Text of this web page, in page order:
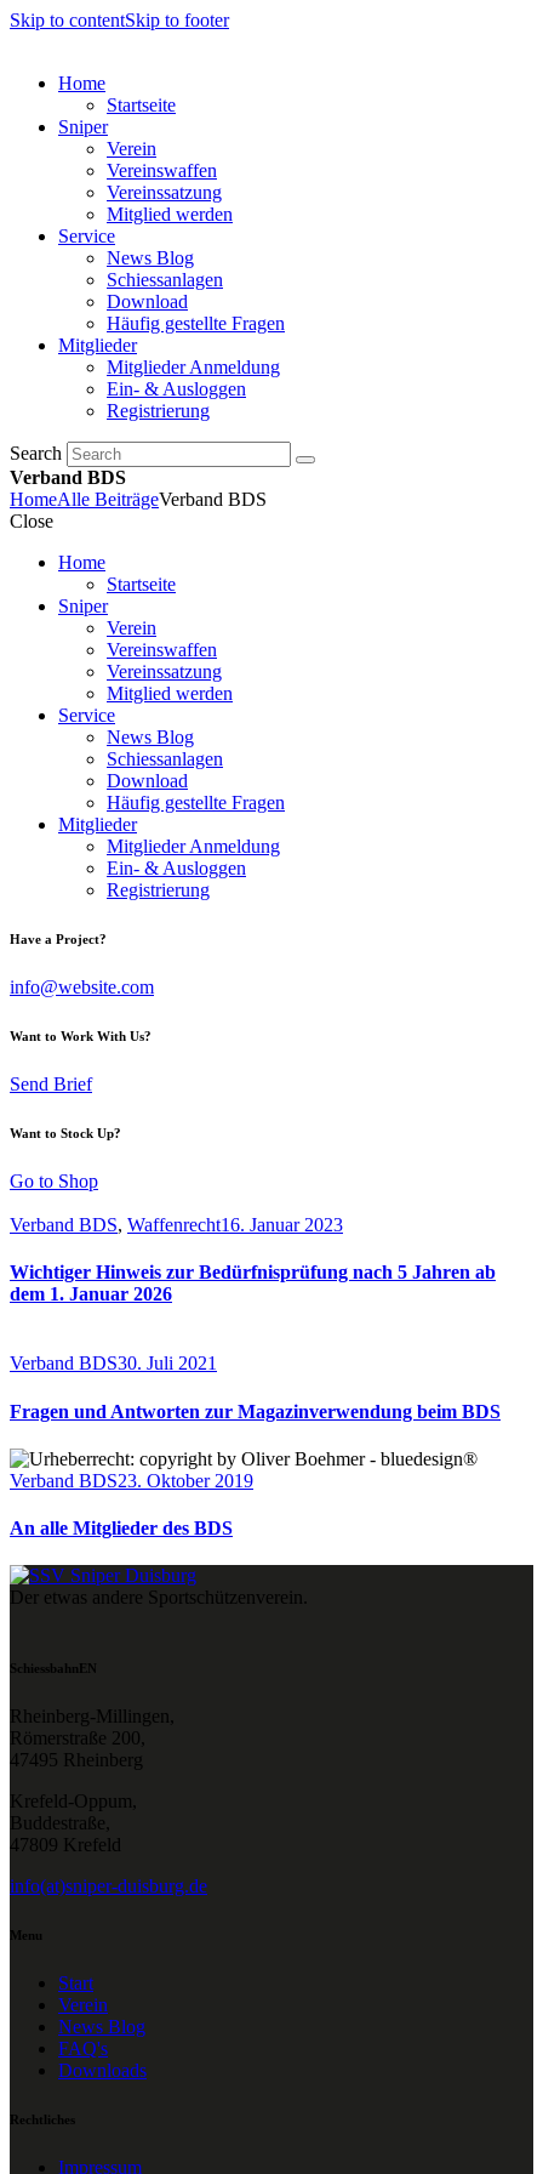
Skip to contentSkip to footer
Home
Startseite
Sniper
Verein
Vereinswaffen
Vereinssatzung
Mitglied werden
Service
News Blog
Schiessanlagen
Download
Häufig gestellte Fragen
Mitglieder
Mitglieder Anmeldung
Ein- & Ausloggen
Registrierung
Search
Verband BDS
HomeAlle BeiträgeVerband BDS
Close
Home
Startseite
Sniper
Verein
Vereinswaffen
Vereinssatzung
Mitglied werden
Service
News Blog
Schiessanlagen
Download
Häufig gestellte Fragen
Mitglieder
Mitglieder Anmeldung
Ein- & Ausloggen
Registrierung
Have a Project?
info@website.com
Want to Work With Us?
Send Brief
Want to Stock Up?
Go to Shop
Verband BDS, Waffenrecht16. Januar 2023
Wichtiger Hinweis zur Bedürfnisprüfung nach 5 Jahren ab
dem 1. Januar 2026
Verband BDS30. Juli 2021
Fragen und Antworten zur Magazinverwendung beim BDS
Verband BDS23. Oktober 2019
An alle Mitglieder des BDS
Der etwas andere Sportschützenverein.
SchiessbahnEN
Rheinberg-Millingen,
Römerstraße 200,
47495 Rheinberg
Krefeld-Oppum,
Buddestraße,
47809 Krefeld
info(at)sniper-duisburg.de
Menu
Start
Verein
News Blog
FAQ's
Downloads
Rechtliches
Impressum